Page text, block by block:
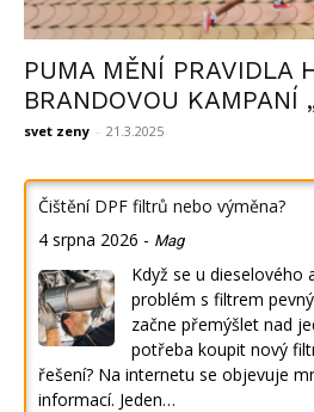
PUMA MĚNÍ PRAVIDLA
BRANDOVOU KAMPANÍ
svet zeny - 21.3.2025
Čištění DPF filtrů nebo výměna?
4 srpna 2026 - Mag
Když se u dieselového
problém s filtrem
začne přemýšlet nad
potřeba koupit nový
řešení? Na internetu se objevuje
informací. Jeden…